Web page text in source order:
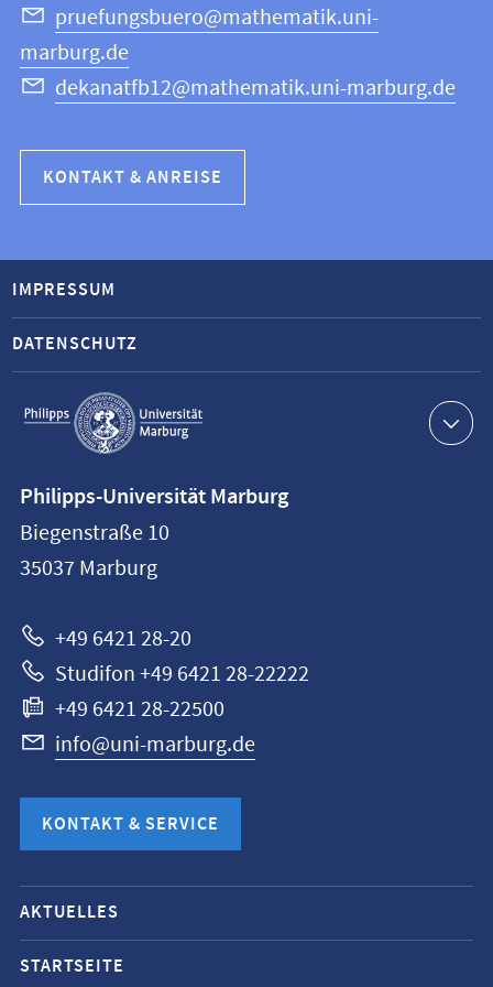
pruefungsbuero@mathematik.uni-
marburg.de
dekanatfb12@mathematik.uni-marburg.de
KONTAKT & ANREISE
Service-
Navigation
IMPRESSUM
DATENSCHUTZ
Philipps-
Universität
Marburg
Philipps-Universität Marburg
Biegenstraße 10
35037 Marburg
+49 6421 28-20
Studifon +49 6421 28-22222
+49 6421 28-22500
info@uni-marburg.de
KONTAKT & SERVICE
Mobile-
Service-
Navigation
AKTUELLES
STARTSEITE